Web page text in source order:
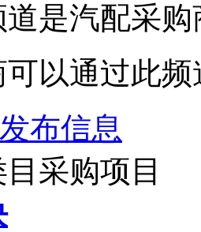
是汽配采
以通过此
布信息
采购项目